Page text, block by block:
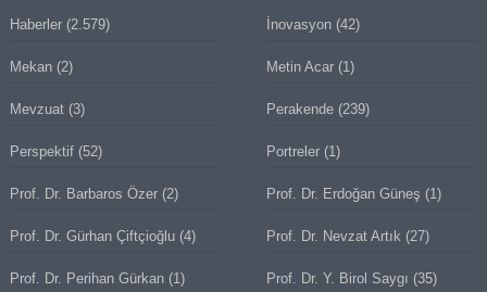
Haberler(2.579) İnovasyon (42)
Mekan(2) Metin Acar (1)
Mevzuat(3) Perakende (239)
Perspektif(52) Portreler (1)
Prof. Dr. Barbaros Özer(2) Prof. Dr. Erdoğan Güneş (1)
Prof. Dr. Gürhan Çiftçioğlu(4) Prof. Dr. Nevzat Artık (27)
Prof. Dr. Perihan Gürkan(1) Prof. Dr. Y. Birol Saygı (35)